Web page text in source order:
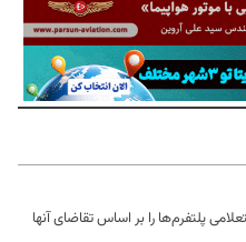
پلتفرم‌ها را بر اساس تقاضای آنها